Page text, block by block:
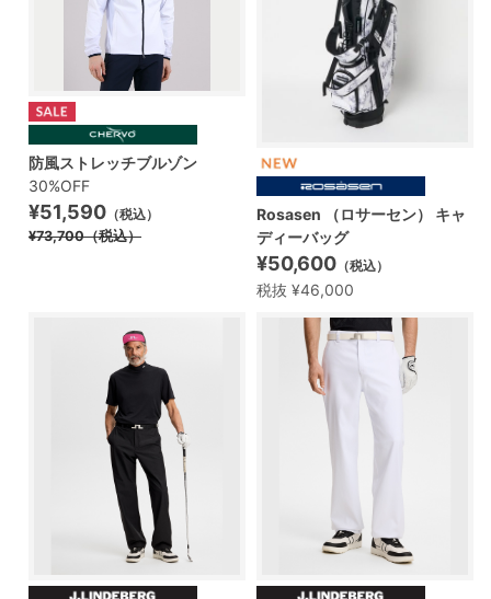
防風ストレッチブルゾン
30%OFF
¥51,590 （税込）
¥73,700（税込）
Rosasen （ロサーセン） キャ
ディーバッグ
¥50,600 （税込）
税抜 ¥46,000